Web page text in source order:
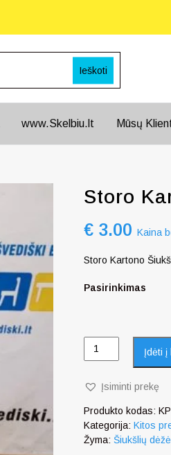
Ieškoti
www.Skelbiu.lt Mūsų
Storo
€ 3.00 Kaina
Storo Kartono
Pasirinkimas
Įdėti į
Įsiminti prekę
Produkto kodas:
Kategorija:Kitos
Žyma: Šiukšlių